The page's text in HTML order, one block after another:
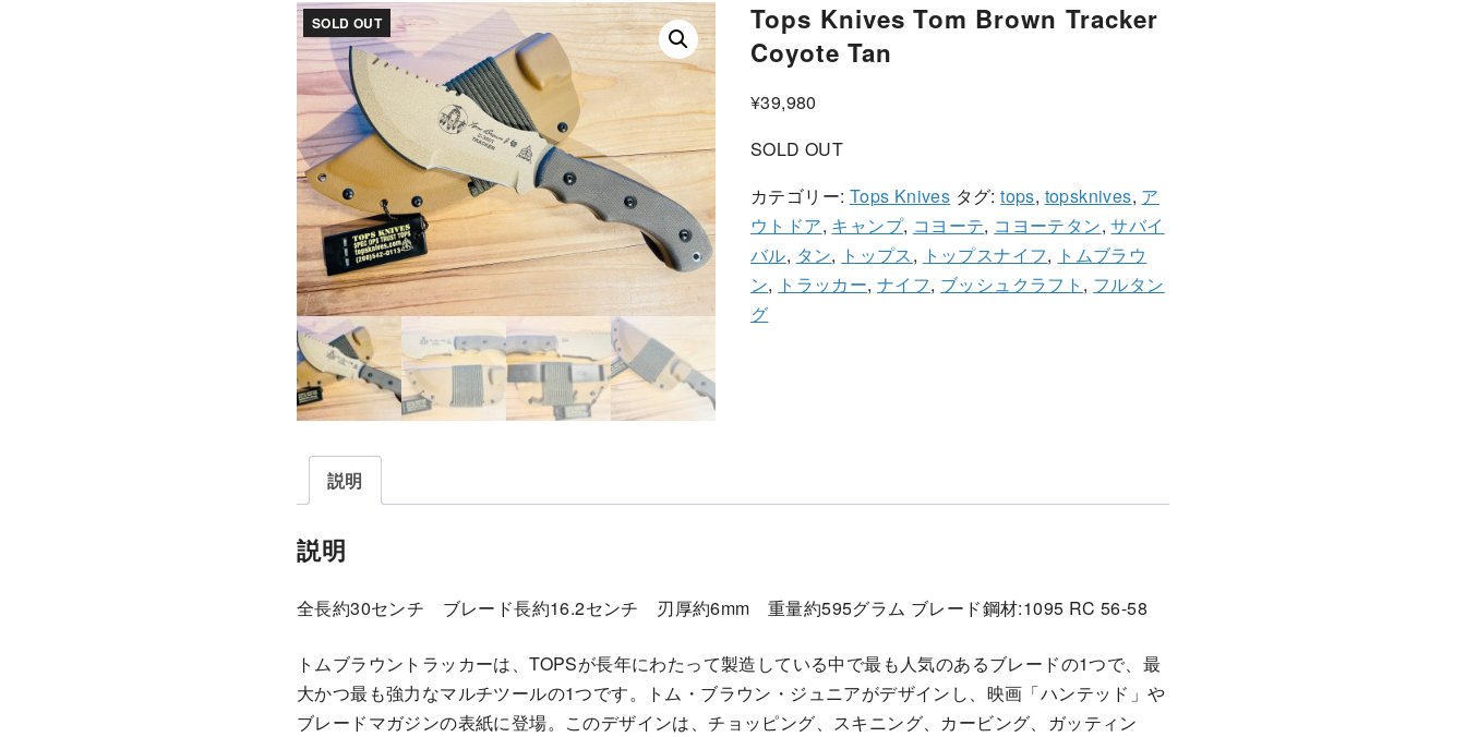
SOLD OUT
Tops Knives Tom Brown Tracker
Coyote Tan
¥39,980
SOLD OUT
カテゴリー: Tops Knives タグ:tops, topsknives, ア
ウトドア, キャンプ, コヨーテ, コヨーテタン,サバイ
バル, タン, トップス, トップスナイフ, トムブラウ
ン, トラッカー,ナイフ, ブッシュクラフト , フルタン
グ
説明
説明
全長約30センチ ブレード長約16.2センチ 刃厚約6mm 重量約595グラム ブレード鋼材:1095 RC 56-58
トムブラウントラッカーは、TOPSが長年にわたって製造している中で最も人気のあるブレードの1つで、最
大かつ最も強力なマルチツールの1つです。トム・ブラウン・ジュニアがデザインし、映画「ハンテッド」や
ブレードマガジンの表紙に登場。このデザインは、チョッピング、スキニング、カービング、ガッティン